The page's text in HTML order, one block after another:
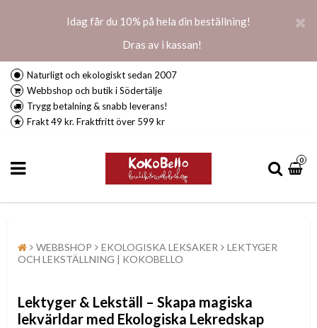
Idag får du 10% på hela din beställning!
Dras av i kassan!
Naturligt och ekologiskt sedan 2007
Webbshop och butik i Södertälje
Trygg betalning & snabb leverans!
Frakt 49 kr. Fraktfritt över 599 kr
0
WEBBSHOP EKOLOGISKA LEKSAKER
LEKTYGER
OCH LEKSTÄLLNING | KOKOBELLO
Lektyger & Lekställ – Skapa magiska
lekvärldar med Ekologiska Lekredskap